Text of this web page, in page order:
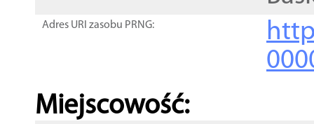
Adres URI zasobu PRNG:
Miejscowość: